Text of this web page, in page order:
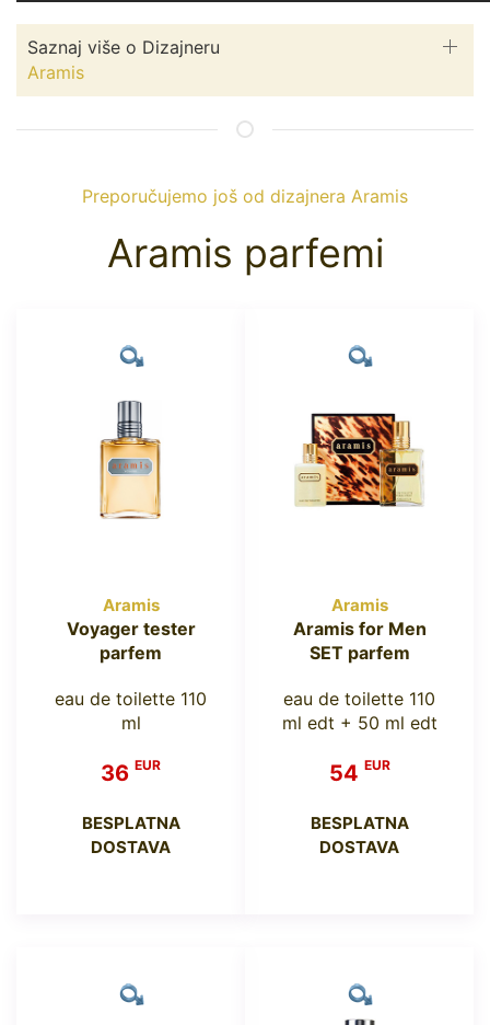
Saznaj više o Dizajneru
Aramis
Preporučujemo još od dizajnera Aramis
Aramis parfemi
Aramis
Voyager tester
parfem
eau de toilette 110
ml
36 EUR
BESPLATNA
DOSTAVA
Aramis
Aramis for Men
SET parfem
eau de toilette 110
ml edt + 50 ml edt
54 EUR
BESPLATNA
DOSTAVA